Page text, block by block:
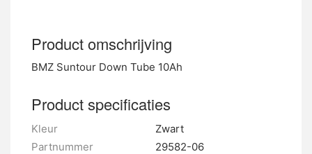
Product omschrijving
BMZ Suntour Down Tube 10Ah
Product specificaties
Kleur
Zwart
Partnummer
29582-06